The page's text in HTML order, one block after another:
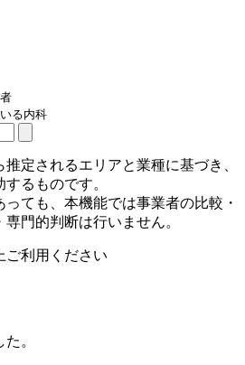
る内科
定されるエリアと業種に基づき、
るものです。
ても、本機能では事業者の比較・
門的判断は行いません。
ご利用ください
。